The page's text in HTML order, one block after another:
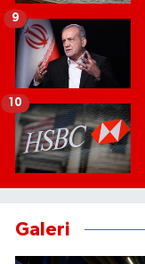
9
10
Galeri